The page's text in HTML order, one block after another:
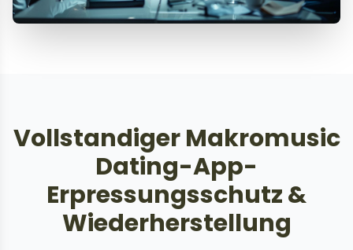
Vollstandiger Makromusic
Dating-App-
Erpressungsschutz &
Wiederherstellung